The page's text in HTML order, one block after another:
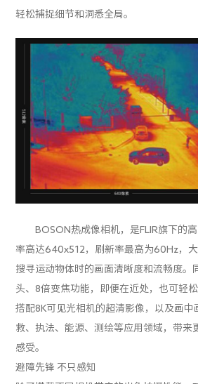
轻松捕捉细节和洞悉全局。
BOSON热成像相机，是FLIR旗下的
率高达640x512，刷新率最高为60Hz，
搜寻运动物体时的画面清晰度和流畅度。
头、8倍变焦功能，即便在近处，也可轻松
搭配8K可见光相机的超清影像，以及画中
救、执法、能源、测绘等应用领域，带来
感受。
避障先锋 不只感知